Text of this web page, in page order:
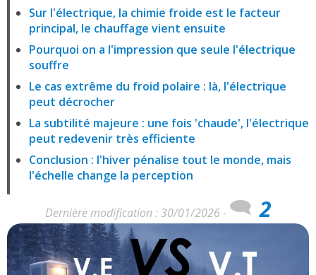
Sur l'électrique, la chimie froide est le facteur
principal, le chauffage vient ensuite
Pourquoi on a l'impression que seule l'électrique
souffre
Le cas extrême du froid polaire : là, l'électrique
peut décrocher
La subtilité majeure : une fois 'chaude', l'électrique
peut redevenir très efficiente
Conclusion : l'hiver pénalise tout le monde, mais
l'échelle change la perception
Dernière modification : 30/01/2026 - 2